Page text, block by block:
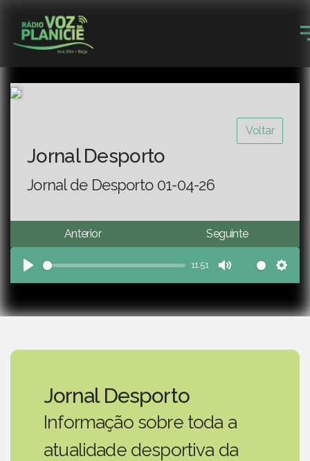
Voltar
Jornal Desporto
Jornal de Desporto 01-04-26
Anterior Seguinte
Play
11:51
Mute
Jornal Desporto
Informação sobre toda a
atualidade desportiva da